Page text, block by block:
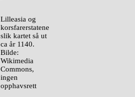
Lilleasia og
korsfarerstatene
slik kartet så ut
ca år 1140.
Bilde:
Wikimedia
Commons,
ingen
opphavsrett